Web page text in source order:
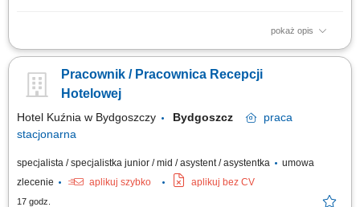
pokaż opis
Zakres obowiązków: sprzątanie i przygotowywanie pokoi hotelowych,
wykonywanie innych zadań związanych z bieżącą obsługą hotelu.
Pracownik / Pracownica Recepcji
Hotelowej
Hotel Kuźnia w Bydgoszczy Bydgoszcz
praca
stacjonarna
specjalista / specjalistka junior / mid / asystent / asystentka
umowa
zlecenie
aplikuj szybko aplikuj bez CV
17 godz.